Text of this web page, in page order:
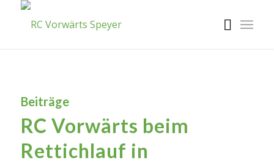
Beiträge
RC Vorwärts beim
Rettichlauf in